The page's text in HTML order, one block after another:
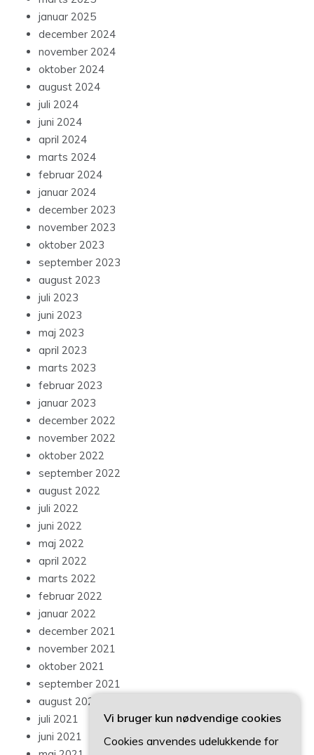
januar 2025
december 2024
november 2024
oktober 2024
august 2024
juli 2024
juni 2024
april 2024
marts 2024
februar 2024
januar 2024
december 2023
november 2023
oktober 2023
september 2023
august 2023
juli 2023
juni 2023
maj 2023
april 2023
marts 2023
februar 2023
januar 2023
december 2022
november 2022
oktober 2022
september 2022
august 2022
juli 2022
juni 2022
maj 2022
april 2022
marts 2022
februar 2022
januar 2022
december 2021
november 2021
oktober 2021
september 2021
august 2021
juli 2021
juni 2021
Vi bruger kun nødvendige cookies
Cookies anvendes udelukkende for